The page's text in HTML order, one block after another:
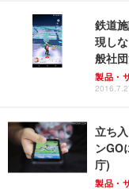
鉄道
現し
般社
製品・
立ち
ンGO
庁)
製品・